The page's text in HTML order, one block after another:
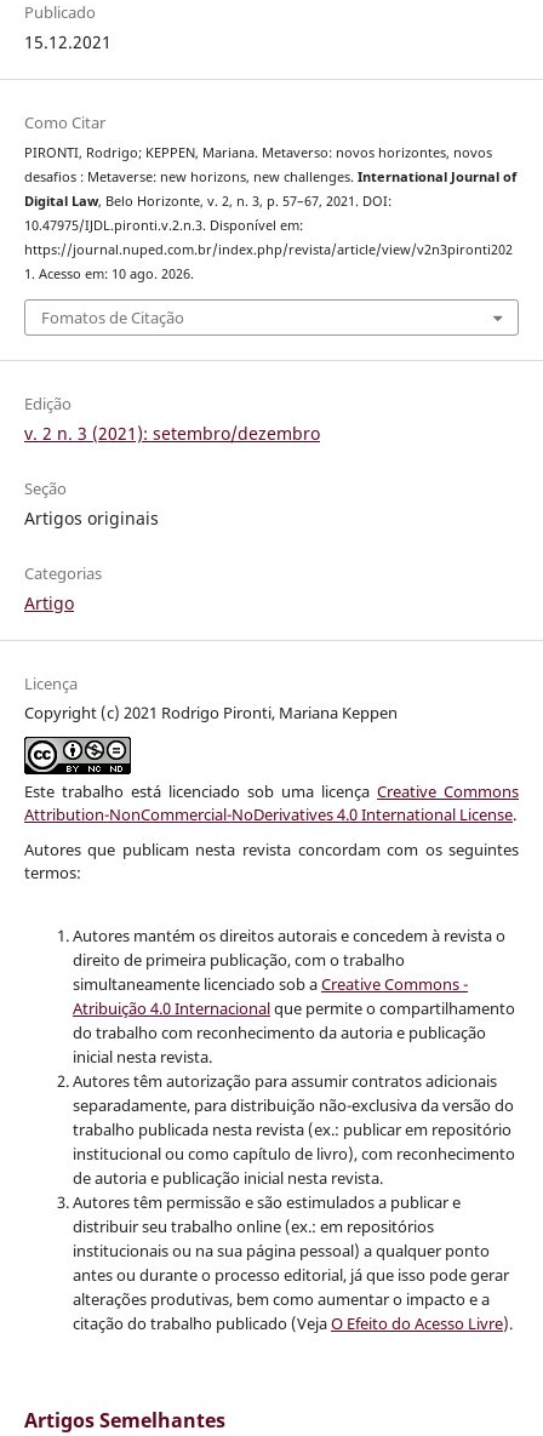
Publicado
15.12.2021
Como Citar
PIRONTI, Rodrigo; KEPPEN, Mariana. Metaverso: novos horizontes, novos
desafios : Metaverse: new horizons, new challenges. International Journal of
Digital Law, Belo Horizonte, v. 2, n. 3, p. 57–67, 2021. DOI:
10.47975/IJDL.pironti.v.2.n.3. Disponível em:
https://journal.nuped.com.br/index.php/revista/article/view/v2n3pironti202
1. Acesso em: 10 ago. 2026.
Fomatos de Citação
Edição
v. 2 n. 3 (2021): setembro/dezembro
Seção
Artigos originais
Categorias
Artigo
Licença
Copyright (c) 2021 Rodrigo Pironti, Mariana Keppen
Este trabalho está licenciado sob uma licençaCreative Commons
Attribution-NonCommercial-NoDerivatives 4.0 International License.
Autores que publicam nesta revista concordam com os seguintes
termos:
Autores mantém os direitos autorais e concedem à revista o
direito de primeira publicação, com o trabalho
simultaneamente licenciado sob aCreative Commons -
Atribuição 4.0 Internacionalque permite o compartilhamento
do trabalho com reconhecimento da autoria e publicação
inicial nesta revista.
Autores têm autorização para assumir contratos adicionais
separadamente, para distribuição não-exclusiva da versão do
trabalho publicada nesta revista (ex.: publicar em repositório
institucional ou como capítulo de livro), com reconhecimento
de autoria e publicação inicial nesta revista.
Autores têm permissão e são estimulados a publicar e
distribuir seu trabalho online (ex.: em repositórios
institucionais ou na sua página pessoal) a qualquer ponto
antes ou durante o processo editorial, já que isso pode gerar
alterações produtivas, bem como aumentar o impacto e a
citação do trabalho publicado (VejaO Efeito do Acesso Livre).
Artigos Semelhantes